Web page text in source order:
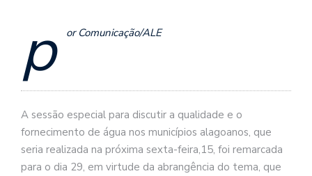
p or Comunicação/ALE
A sessão especial para discutir a qualidade e o
fornecimento de água nos municípios alagoanos, que
seria realizada na próxima sexta-feira,15, foi remarcada
para o dia 29, em virtude da abrangência do tema, que